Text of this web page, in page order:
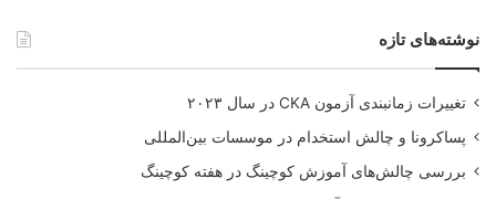
نوشته‌های تازه
تغییرات زمانبندی آزمون CKA در سال ۲۰۲۳
پساکرونا و چالش استخدام در موسسات بین‌المللی
بررسی چالش‌های آموزش کوچینگ در هفته کوچینگ